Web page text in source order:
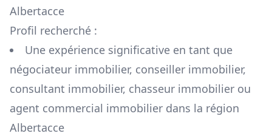
Albertacce
Profil recherché :
Une expérience significative en tant que
négociateur immobilier, conseiller immobilier,
consultant immobilier, chasseur immobilier ou
agent commercial immobilier dans la région
Albertacce